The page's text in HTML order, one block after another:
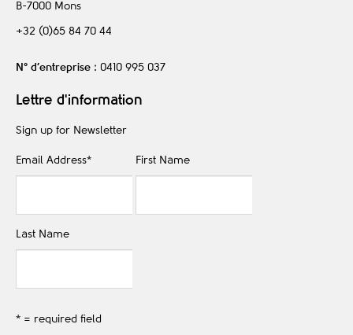
B-7000 Mons
+32 (0)65 84 70 44
N° d’entreprise : 0410 995 037
Lettre d'information
Sign up for Newsletter
Email Address* First Name
Last Name
* = required field